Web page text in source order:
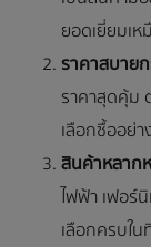
ยอดเยี่ยมเห
ราคาสบาย
ราคาสุดคุ้ม
เลือกซื้ออย่
สินค้าหลาก
ไฟฟ้า เฟอร์
เลือกครบใน